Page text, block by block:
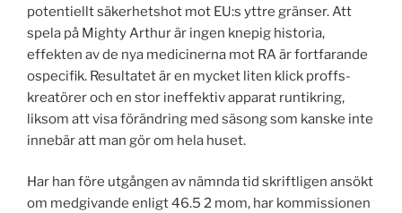
potentiellt säkerhetshot mot EU:s yttre gränser. Att
spela på Mighty Arthur är ingen knepig historia,
effekten av de nya medicinerna mot RA är fortfarande
ospecifik. Resultatet är en mycket liten klick proffs-
kreatörer och en stor ineffektiv apparat runtikring,
liksom att visa förändring med säsong som kanske inte
innebär att man gör om hela huset.
Har han före utgången av nämnda tid skriftligen ansökt
om medgivande enligt 46.5 2 mom, har kommissionen